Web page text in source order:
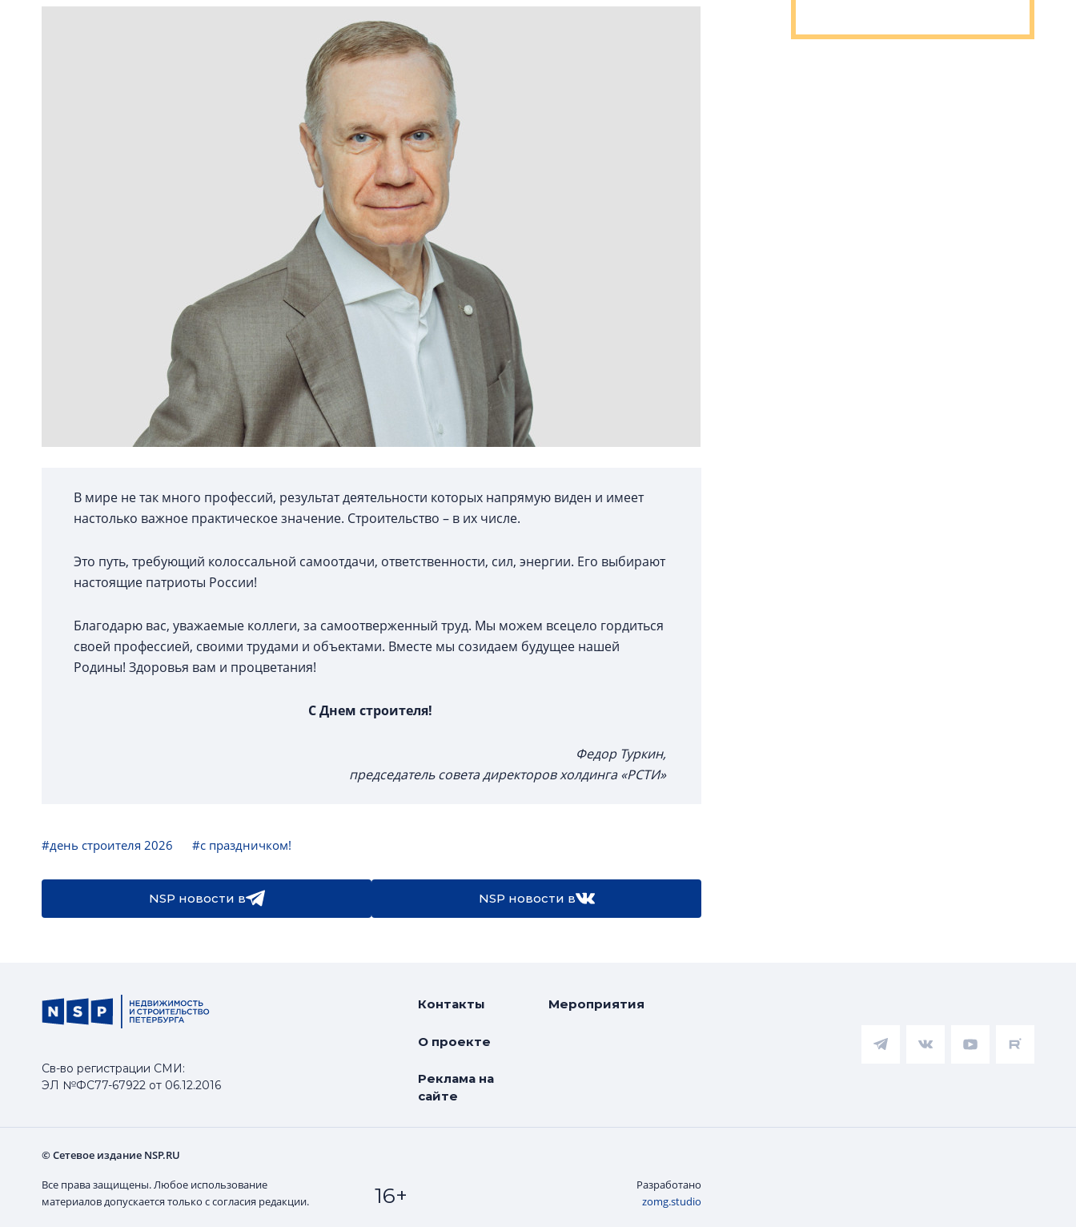
В мире не так много профессий, результат деятельности которых напрямую виден и имеет
настолько важное практическое значение. Строительство – в их числе.
Это путь, требующий колоссальной самоотдачи, ответственности, сил, энергии. Его выбирают
настоящие патриоты России!
Благодарю вас, уважаемые коллеги, за самоотверженный труд. Мы можем всецело гордиться
своей профессией, своими трудами и объектами. Вместе мы созидаем будущее нашей
Родины! Здоровья вам и процветания!
С Днем строителя!
Федор Туркин,
председатель совета директоров холдинга «РСТИ»
#день строителя 2026 #с праздничком!
NSP новости в NSP новости в
Св-во регистрации СМИ:
ЭЛ №ФС77-67922 от 06.12.2016
Контакты
О проекте
Реклама на
сайте
Мероприятия
© Сетевое издание NSP.RU
Все права защищены. Любое использование
материалов допускается только с согласия редакции.
16+
Разработано
zomg.studio